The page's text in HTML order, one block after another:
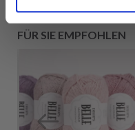
FÜR SIE EMPFOHLEN